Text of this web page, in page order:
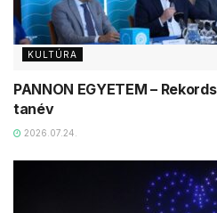
KULTÚRA
PANNON EGYETEM –
tanév
2026.07.24.